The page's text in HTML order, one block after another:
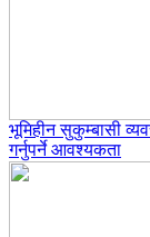
भूमिहीन सुकुम्बासी
गर्नुपर्ने आवश्यकता